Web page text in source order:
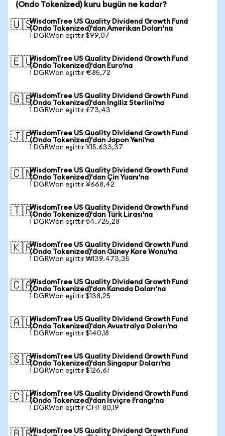
(Ondo Tokenized) kuru bugün ne kadar?
🇺🇸WisdomTree US Quality Dividend Growth Fund
(Ondo Tokenized)'dan Amerikan Doları'na
1 DGRWon eşittir $99,07
🇪🇺WisdomTree US Quality Dividend Growth Fund
(Ondo Tokenized)'dan Euro'na
1 DGRWon eşittir €85,72
🇬🇧WisdomTree US Quality Dividend Growth Fund
(Ondo Tokenized)'dan İngiliz Sterlini'na
1 DGRWon eşittir £73,43
🇯🇵WisdomTree US Quality Dividend Growth Fund
(Ondo Tokenized)'dan Japon Yeni'na
1 DGRWon eşittir ¥15.633,37
🇨🇳WisdomTree US Quality Dividend Growth Fund
(Ondo Tokenized)'dan Çin Yuanı'na
1 DGRWon eşittir ¥668,42
🇹🇷WisdomTree US Quality Dividend Growth Fund
(Ondo Tokenized)'dan Türk Lirası'na
1 DGRWon eşittir ₺4.725,28
🇰🇷WisdomTree US Quality Dividend Growth Fund
(Ondo Tokenized)'dan Güney Kore Wonu'na
1 DGRWon eşittir ₩139.473,35
🇨🇦WisdomTree US Quality Dividend Growth Fund
(Ondo Tokenized)'dan Kanada Doları'na
1 DGRWon eşittir $138,25
🇦🇺WisdomTree US Quality Dividend Growth Fund
(Ondo Tokenized)'dan Avustralya Doları'na
1 DGRWon eşittir $140,18
🇸🇬WisdomTree US Quality Dividend Growth Fund
(Ondo Tokenized)'dan Singapur Doları'na
1 DGRWon eşittir $126,61
🇨🇭WisdomTree US Quality Dividend Growth Fund
(Ondo Tokenized)'dan İsviçre Frangı'na
1 DGRWon eşittir CHF 80,19
WisdomTree US Quality Dividend Growth Fund